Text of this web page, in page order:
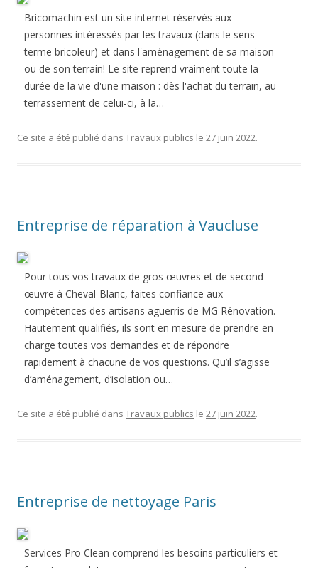
Bricomachin est un site internet réservés aux
personnes intéressés par les travaux (dans le sens
terme bricoleur) et dans l'aménagement de sa maison
ou de son terrain! Le site reprend vraiment toute la
durée de la vie d'une maison : dès l'achat du terrain, au
terrassement de celui-ci, à la…
Ce site a été publié dans Travaux publics le 27 juin 2022.
Entreprise de réparation à Vaucluse
Pour tous vos travaux de gros œuvres et de second
œuvre à Cheval-Blanc, faites confiance aux
compétences des artisans aguerris de MG Rénovation.
Hautement qualifiés, ils sont en mesure de prendre en
charge toutes vos demandes et de répondre
rapidement à chacune de vos questions. Qu’il s’agisse
d’aménagement, d’isolation ou…
Ce site a été publié dans Travaux publics le 27 juin 2022.
Entreprise de nettoyage Paris
Services Pro Clean comprend les besoins particuliers et